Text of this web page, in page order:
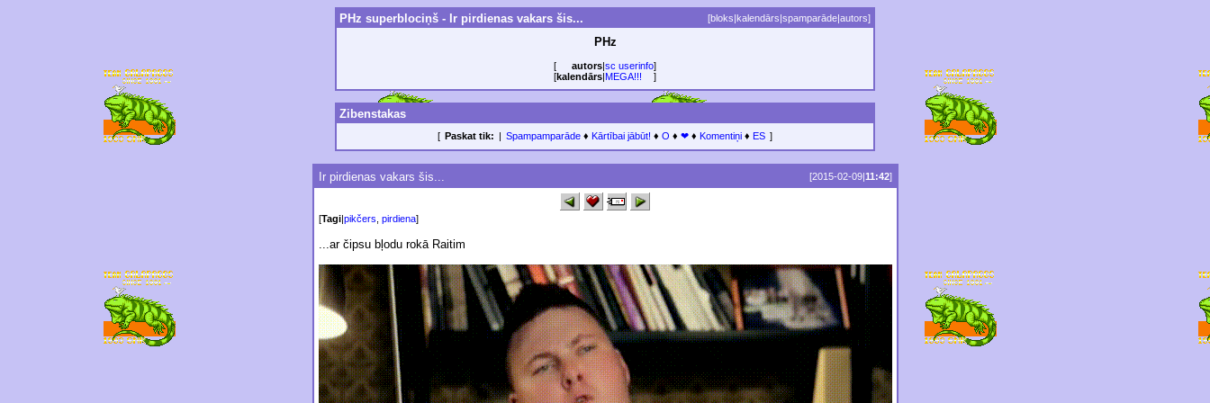
PHz superblociņš - Ir pirdienas vakars šis... [bloks|kalendārs|spamparāde|autors]
PHz
[ autors sc userinfo]
[kalendārs MEGA!!! ]
Zibenstakas
[ Paskat tik: Spampamparāde ♦ Kārtībai jābūt! ♦ O ♦ ❤ ♦ Komentiņi ♦ ES ]
Ir pirdienas vakars šis... [2015-02-09|11:42]
[Tagi|pikčers pirdiena]
...ar čipsu bļodu rokā Raitim